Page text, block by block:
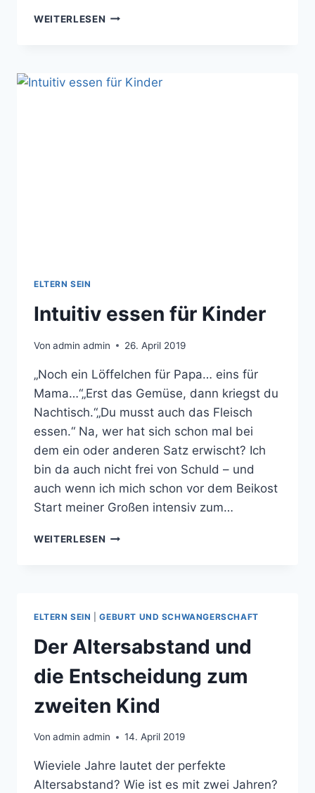
WEITERLESEN GESCHWISTERBINDUNG
ELTERN SEIN
Intuitiv essen für Kinder
Von admin admin 26. April 2019
„Noch ein Löffelchen für Papa… eins für
Mama…“„Erst das Gemüse, dann kriegst du
Nachtisch.“„Du musst auch das Fleisch
essen.“ Na, wer hat sich schon mal bei
dem ein oder anderen Satz erwischt? Ich
bin da auch nicht frei von Schuld – und
auch wenn ich mich schon vor dem Beikost
Start meiner Großen intensiv zum…
WEITERLESEN INTUITIV
ELTERN SEIN |GEBURT UND SCHWANGERSCHAFT
Der Altersabstand und
die Entscheidung zum
zweiten Kind
Von admin admin 14. April 2019
Wieviele Jahre lautet der perfekte
Altersabstand? Wie ist es mit zwei Jahren?